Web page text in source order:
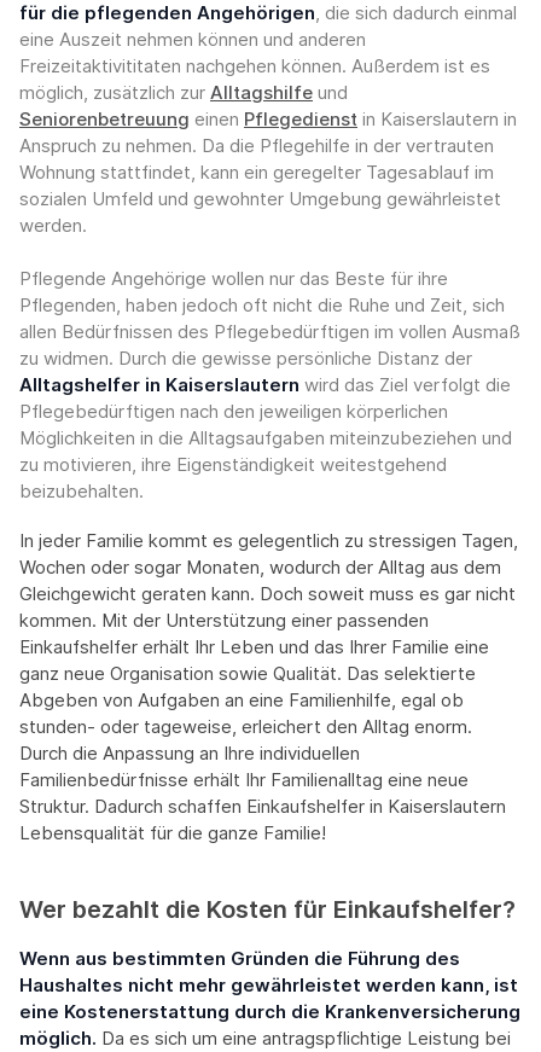
für die pflegenden Angehörigen, die sich dadurch einmal
eine Auszeit nehmen können und anderen
Freizeitaktivititaten nachgehen können. Außerdem ist es
möglich, zusätzlich zur Alltagshilfe und
Seniorenbetreuung einen Pflegedienst in Kaiserslautern in
Anspruch zu nehmen. Da die Pflegehilfe in der vertrauten
Wohnung stattfindet, kann ein geregelter Tagesablauf im
sozialen Umfeld und gewohnter Umgebung gewährleistet
werden.
Pflegende Angehörige wollen nur das Beste für ihre
Pflegenden, haben jedoch oft nicht die Ruhe und Zeit, sich
allen Bedürfnissen des Pflegebedürftigen im vollen Ausmaß
zu widmen. Durch die gewisse persönliche Distanz der
Alltagshelfer in Kaiserslautern wird das Ziel verfolgt die
Pflegebedürftigen nach den jeweiligen körperlichen
Möglichkeiten in die Alltagsaufgaben miteinzubeziehen und
zu motivieren, ihre Eigenständigkeit weitestgehend
beizubehalten.
In jeder Familie kommt es gelegentlich zu stressigen Tagen,
Wochen oder sogar Monaten, wodurch der Alltag aus dem
Gleichgewicht geraten kann. Doch soweit muss es gar nicht
kommen. Mit der Unterstützung einer passenden
Einkaufshelfer erhält Ihr Leben und das Ihrer Familie eine
ganz neue Organisation sowie Qualität. Das selektierte
Abgeben von Aufgaben an eine Familienhilfe, egal ob
stunden- oder tageweise, erleichert den Alltag enorm.
Durch die Anpassung an Ihre individuellen
Familienbedürfnisse erhält Ihr Familienalltag eine neue
Struktur. Dadurch schaffen Einkaufshelfer in Kaiserslautern
Lebensqualität für die ganze Familie!
Wer bezahlt die Kosten für Einkaufshelfer?
Wenn aus bestimmten Gründen die Führung des
Haushaltes nicht mehr gewährleistet werden kann, ist
eine Kostenerstattung durch die Krankenversicherung
möglich. Da es sich um eine antragspflichtige Leistung bei